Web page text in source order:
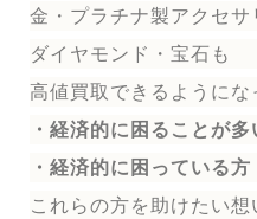
金・プラチナ製アクセサ
ダイヤモンド・宝石も
高値買取できるようにな
・経済的に困ることが
・経済的に困っている方
これらの方を助けたい想